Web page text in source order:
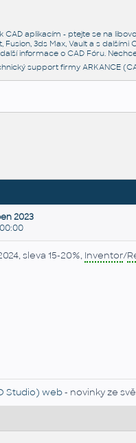
CAD aplikacím - ptejte se na
Fusion, 3ds Max, Vault a s
informace o CAD Fóru.
support firmy ARKANCE
2023
sleva 15-20%, Inventor/
Studio) web- novinky ze